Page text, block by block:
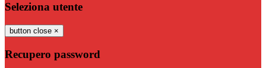
Seleziona utente
button close ×
Recupero password